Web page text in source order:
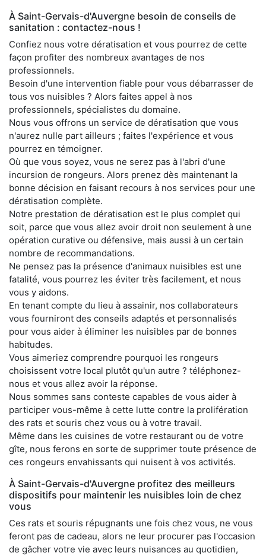
À Saint-Gervais-d'Auvergne besoin de conseils de
sanitation : contactez-nous !
Confiez nous votre dératisation et vous pourrez de cette
façon profiter des nombreux avantages de nos
professionnels.
Besoin d'une intervention fiable pour vous débarrasser de
tous vos nuisibles ? Alors faites appel à nos
professionnels, spécialistes du domaine.
Nous vous offrons un service de dératisation que vous
n'aurez nulle part ailleurs ; faites l'expérience et vous
pourrez en témoigner.
Où que vous soyez, vous ne serez pas à l'abri d'une
incursion de rongeurs. Alors prenez dès maintenant la
bonne décision en faisant recours à nos services pour une
dératisation complète.
Notre prestation de dératisation est le plus complet qui
soit, parce que vous allez avoir droit non seulement à une
opération curative ou défensive, mais aussi à un certain
nombre de recommandations.
Ne pensez pas la présence d'animaux nuisibles est une
fatalité, vous pourrez les éviter très facilement, et nous
vous y aidons.
En tenant compte du lieu à assainir, nos collaborateurs
vous fourniront des conseils adaptés et personnalisés
pour vous aider à éliminer les nuisibles par de bonnes
habitudes.
Vous aimeriez comprendre pourquoi les rongeurs
choisissent votre local plutôt qu'un autre ? téléphonez-
nous et vous allez avoir la réponse.
Nous sommes sans conteste capables de vous aider à
participer vous-même à cette lutte contre la prolifération
des rats et souris chez vous ou à votre travail.
Même dans les cuisines de votre restaurant ou de votre
gîte, nous ferons en sorte de supprimer toute présence de
ces rongeurs envahissants qui nuisent à vos activités.
À Saint-Gervais-d'Auvergne profitez des meilleurs
dispositifs pour maintenir les nuisibles loin de chez
vous
Ces rats et souris répugnants une fois chez vous, ne vous
feront pas de cadeau, alors ne leur procurer pas l'occasion
de gâcher votre vie avec leurs nuisances au quotidien,